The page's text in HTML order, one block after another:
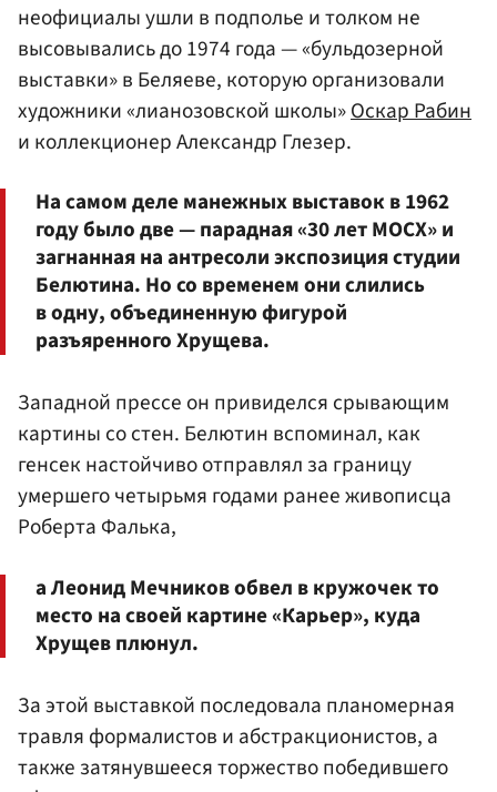
неофициалы ушли в подполье и толком не
высовывались до 1974 года — «бульдозерной
выставки» в Беляеве, которую организовали
художники «лианозовской школы»Оскар Рабин
и коллекционер Александр Глезер.
На самом деле манежных выставок в 1962
году было две — парадная «30 лет МОСХ» и
загнанная на антресоли экспозиция студии
Белютина. Но со временем они слились
в одну, объединенную фигурой
разъяренного Хрущева.
Западной прессе он привиделся срывающим
картины со стен. Белютин вспоминал, как
генсек настойчиво отправлял за границу
умершего четырьмя годами ранее живописца
Роберта Фалька,
а Леонид Мечников обвел в кружочек то
место на своей картине «Карьер», куда
Хрущев плюнул.
За этой выставкой последовала планомерная
травля формалистов и абстракционистов, а
также затянувшееся торжество победившего